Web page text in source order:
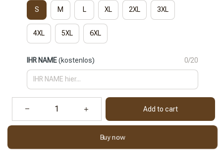
S M L XL 2XL 3XL
4XL 5XL 6XL
IHR NAME(kostenlos) 0/20
Add to cart
Buy now